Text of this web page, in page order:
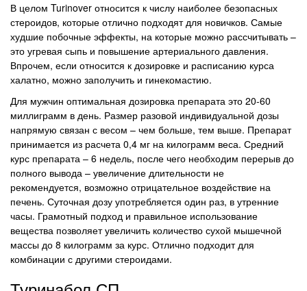
В целом Turinover относится к числу наиболее безопасных
стероидов, которые отлично подходят для новичков. Самые
худшие побочные эффекты, на которые можно рассчитывать –
это угревая сыпь и повышение артериального давления.
Впрочем, если относится к дозировке и расписанию курса
халатно, можно заполучить и гинекомастию.
Для мужчин оптимальная дозировка препарата это 20-60
миллиграмм в день. Размер разовой индивидуальной дозы
напрямую связан с весом – чем больше, тем выше. Препарат
принимается из расчета 0,4 мг на килограмм веса. Средний
курс препарата – 6 недель, после чего необходим перерыв до
полного вывода – увеличение длительности не
рекомендуется, возможно отрицательное воздействие на
печень. Суточная дозу употребляется один раз, в утренние
часы. Грамотный подход и правильное использование
вещества позволяет увеличить количество сухой мышечной
массы до 8 килограмм за курс. Отлично подходит для
комбинации с другими стероидами.